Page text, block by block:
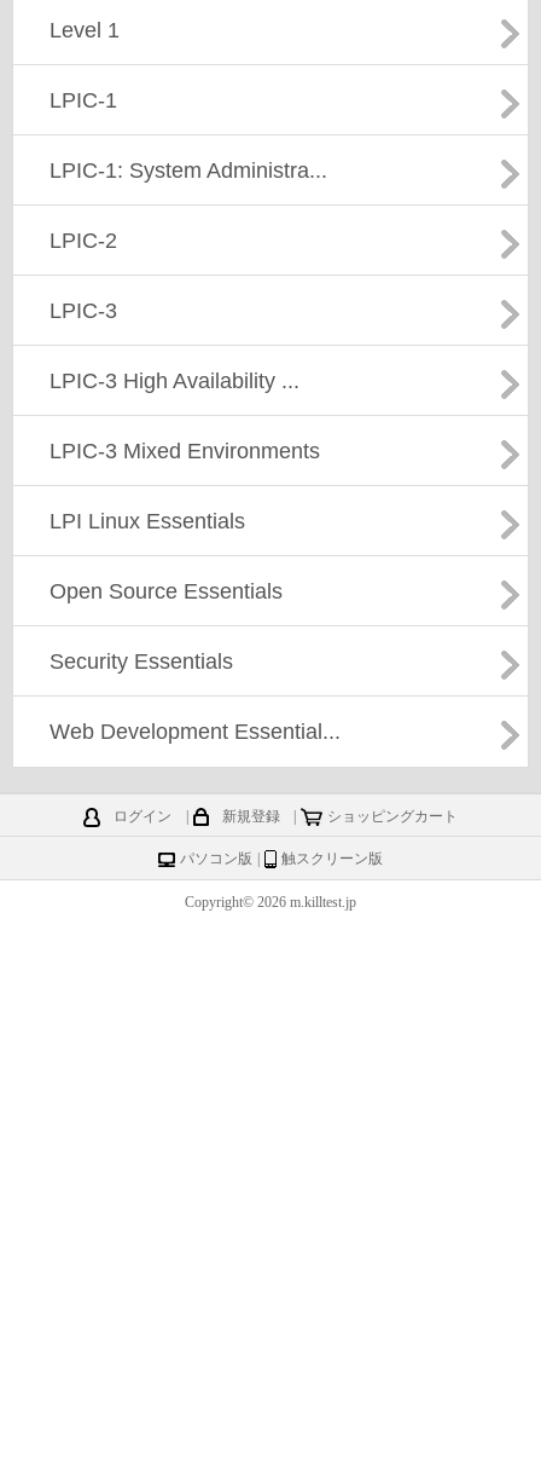
Level 1
LPIC-1
LPIC-1: System Administra...
LPIC-2
LPIC-3
LPIC-3 High Availability ...
LPIC-3 Mixed Environments
LPI Linux Essentials
Open Source Essentials
Security Essentials
Web Development Essential...
ログイン 新規登録 ショッピングカート
パソコン版 触スクリーン版
Copyright© 2026 m.killtest.jp